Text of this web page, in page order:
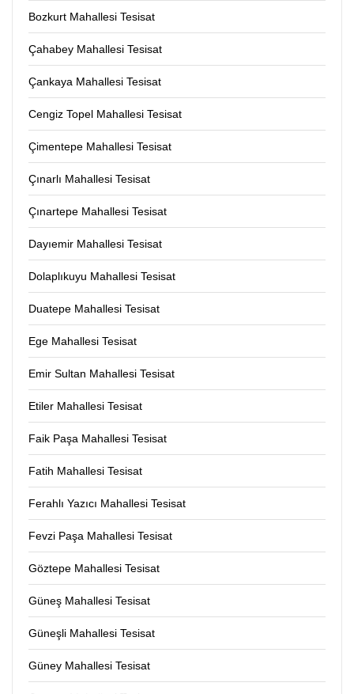
Bozkurt Mahallesi Tesisat
Çahabey Mahallesi Tesisat
Çankaya Mahallesi Tesisat
Cengiz Topel Mahallesi Tesisat
Çimentepe Mahallesi Tesisat
Çınarlı Mahallesi Tesisat
Çınartepe Mahallesi Tesisat
Dayıemir Mahallesi Tesisat
Dolaplıkuyu Mahallesi Tesisat
Duatepe Mahallesi Tesisat
Ege Mahallesi Tesisat
Emir Sultan Mahallesi Tesisat
Etiler Mahallesi Tesisat
Faik Paşa Mahallesi Tesisat
Fatih Mahallesi Tesisat
Ferahlı Yazıcı Mahallesi Tesisat
Fevzi Paşa Mahallesi Tesisat
Göztepe Mahallesi Tesisat
Güneş Mahallesi Tesisat
Güneşli Mahallesi Tesisat
Güney Mahallesi Tesisat